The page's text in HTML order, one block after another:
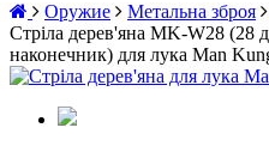
Оружие
Метальна зброя
Стріла дерев'яна MK-W28 (28
наконечник) для лука Man